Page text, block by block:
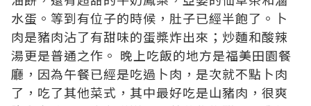
水蛋。等到有位子的時候，肚子已經半飽了。卜
肉是豬肉沾了有甜味的蛋槳炸出來；炒麵和酸辣
湯更是普通之作。 晚上吃飯的地方是福美田園餐
廳，因為午餐已經是吃過卜肉，是次就不點卜肉
了，吃了其他菜式，其中最好吃是山豬肉，很爽